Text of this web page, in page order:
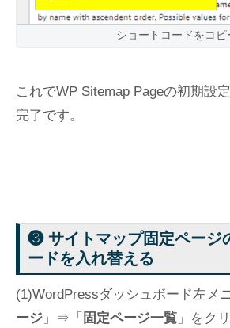
ショートコードをコピ
これでWP Sitemap Pageの初期設
完了です。
❸ サイトマップ固定ページ
ードを入れ替える
(1)WordPressダッシュボード左メ
ージ 」⇒「 固定ページ一覧 」をク